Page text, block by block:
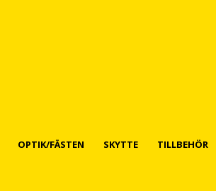
OPTIK/FÄSTEN SKYTTE TILLBEHÖR